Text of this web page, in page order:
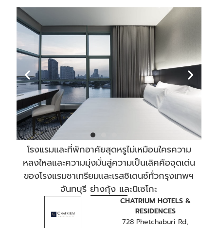
โรงแรมและที่พักอาศัยสุดหรูไม่เหมือนใครความ
หลงใหลและความมุ่งมั่นสู่ความเป็นเลิศคือจุดเด่น
ของโรงแรมชาเทรียมและเรสซิเดนซ์ทั่วกรุงเทพฯ
จันทบุรี ย่างกุ้ง และนิเซโกะ
CHATRIUM HOTELS &
RESIDENCES
728 Phetchaburi Rd,